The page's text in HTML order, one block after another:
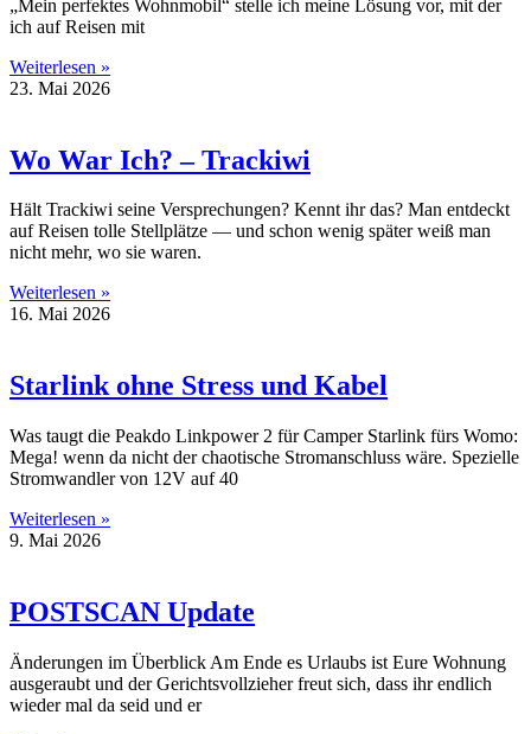
„Mein perfektes Wohnmobil“ stelle ich meine Lösung vor, mit der
ich auf Reisen mit
Weiterlesen »
23. Mai 2026
Wo War Ich? – Trackiwi
Hält Trackiwi seine Versprechungen? Kennt ihr das? Man entdeckt
auf Reisen tolle Stellplätze — und schon wenig später weiß man
nicht mehr, wo sie waren.
Weiterlesen »
16. Mai 2026
Starlink ohne Stress und Kabel
Was taugt die Peakdo Linkpower 2 für Camper Starlink fürs Womo:
Mega! wenn da nicht der chaotische Stromanschluss wäre. Spezielle
Stromwandler von 12V auf 40
Weiterlesen »
9. Mai 2026
POSTSCAN Update
Änderungen im Überblick Am Ende es Urlaubs ist Eure Wohnung
ausgeraubt und der Gerichtsvollzieher freut sich, dass ihr endlich
wieder mal da seid und er